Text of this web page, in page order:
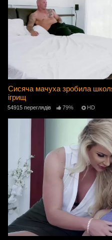
Сисяча мачуха зробила
ігрищ
54915 переглядів 79% HD